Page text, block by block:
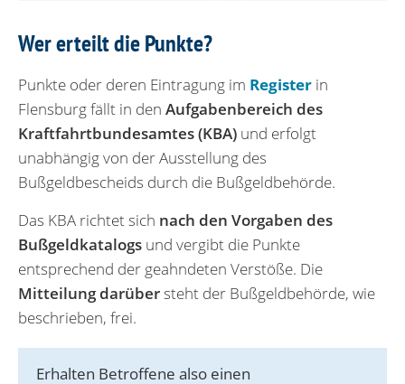
Wer erteilt die Punkte?
Punkte oder deren Eintragung im Register in
Flensburg fällt in den Aufgabenbereich des
Kraftfahrtbundesamtes (KBA) und erfolgt
unabhängig von der Ausstellung des
Bußgeldbescheids durch die Bußgeldbehörde.
Das KBA richtet sich nach den Vorgaben des
Bußgeldkatalogs und vergibt die Punkte
entsprechend der geahndeten Verstöße. Die
Mitteilung darübersteht der Bußgeldbehörde, wie
beschrieben, frei.
Erhalten Betroffene also einen